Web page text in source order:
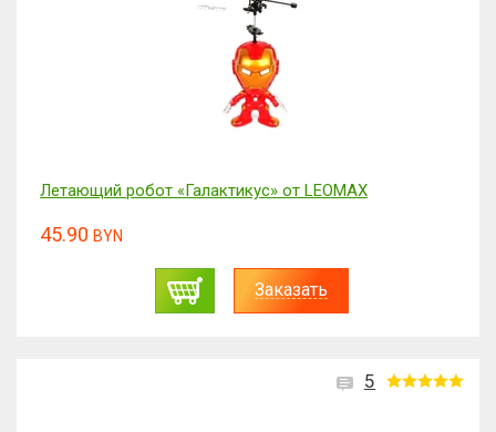
Летающий робот «Галактикус» от LEOMAX
45.90 BYN
Заказать
5